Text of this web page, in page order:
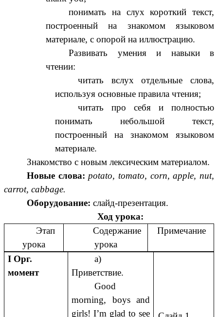
понимать на слух короткий текст,
построенный на знакомом языковом
материале, с опорой на иллюстрацию.
Развивать умения и навыки в
чтении:
читать вслух отдельные слова,
используя основные правила чтения;
читать про себя и полностью
понимать небольшой текст,
построенный на знакомом языковом
материале.
Знакомство с новым лексическим материалом.
Новые слова: potato, tomato, corn, apple, nut,
carrot, cabbage.
Оборудование: слайд-презентация.
Ход урока:
Этап
урока
Содержание
урока
Примечание
I Орг.
момент
а)
Приветствие.
Good
morning, boys and
girls! I’m glad to see